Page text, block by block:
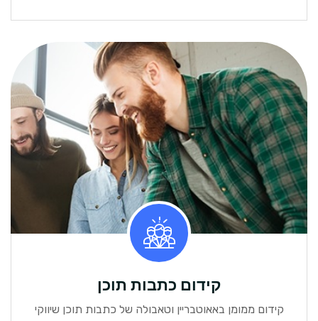
קידום כתבות תוכן
קידום ממומן באאוטבריין וטאבולה של כתבות תוכן שיווקי